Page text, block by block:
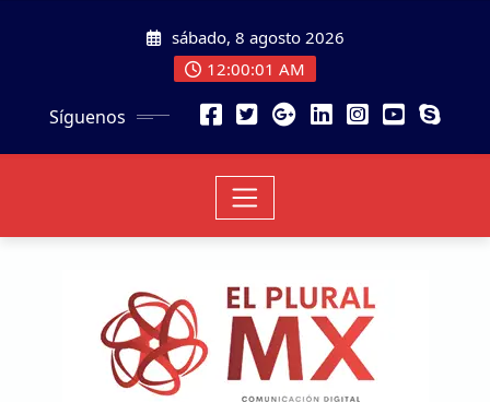
sábado, 8 agosto 2026
12:00:02 AM
Síguenos